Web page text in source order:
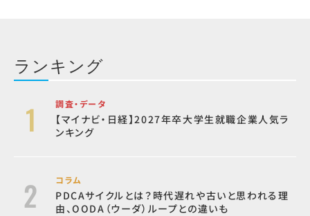
ランキング
調査・データ
【マイナビ・日経】2027年卒大学生就職企業人気ラ
ンキング
コラム
PDCAサイクルとは？時代遅れや古いと思われる理
由、OODA（ウーダ）ループとの違いも